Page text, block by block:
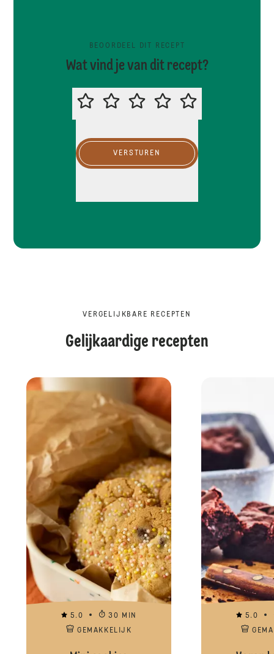
BEOORDEEL DIT RECEPT
Wat vind je van dit recept?
BEOORDEEL DIT RECEPT
VERSTUREN
VERGELIJKBARE RECEPTEN
Gelijkaardige recepten
5.0
30 MIN
GEMAKKELIJK
5.0